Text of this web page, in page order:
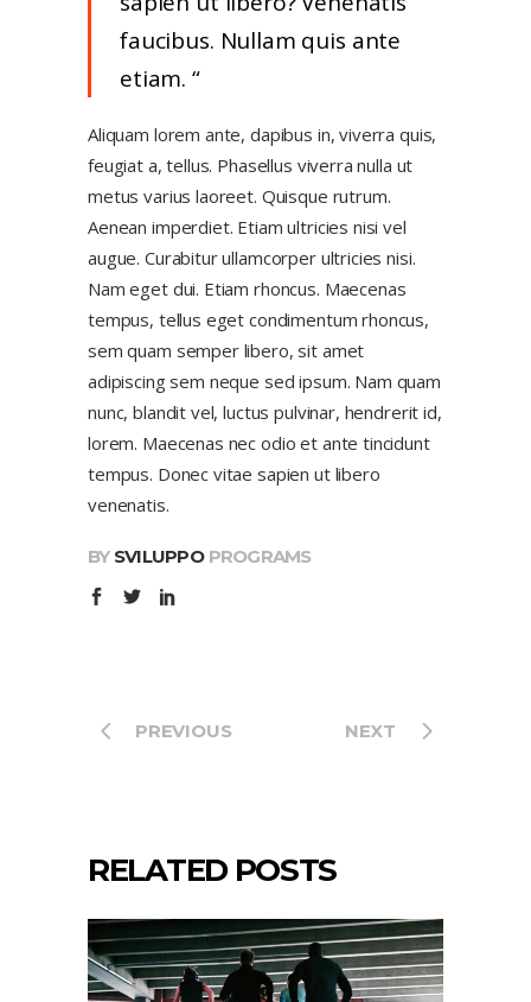
faucibus. Nullam quis ante
etiam.
Aliquam lorem ante, dapibus in, viverra quis,
feugiat a, tellus. Phasellus viverra nulla ut
metus varius laoreet. Quisque rutrum.
Aenean imperdiet. Etiam ultricies nisi vel
augue. Curabitur ullamcorper ultricies nisi.
Nam eget dui. Etiam rhoncus. Maecenas
tempus, tellus eget condimentum rhoncus,
sem quam semper libero, sit amet
adipiscing sem neque sed ipsum. Nam quam
nunc, blandit vel, luctus pulvinar, hendrerit id,
lorem. Maecenas nec odio et ante tincidunt
tempus. Donec vitae sapien ut libero
venenatis.
BY SVILUPPO PROGRAMS
PREVIOUS NEXT
RELATED POSTS